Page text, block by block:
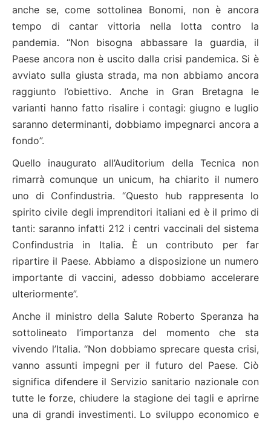
anche se, come sottolinea Bonomi, non è ancora
tempo di cantar vittoria nella lotta contro la
pandemia. “Non bisogna abbassare la guardia, il
Paese ancora non è uscito dalla crisi pandemica. Si è
avviato sulla giusta strada, ma non abbiamo ancora
raggiunto l’obiettivo. Anche in Gran Bretagna le
varianti hanno fatto risalire i contagi: giugno e luglio
saranno determinanti, dobbiamo impegnarci ancora a
fondo”.
Quello inaugurato all’Auditorium della Tecnica non
rimarrà comunque un unicum, ha chiarito il numero
uno di Confindustria. “Questo hub rappresenta lo
spirito civile degli imprenditori italiani ed è il primo di
tanti: saranno infatti 212 i centri vaccinali del sistema
Confindustria in Italia. È un contributo per far
ripartire il Paese. Abbiamo a disposizione un numero
importante di vaccini, adesso dobbiamo accelerare
ulteriormente”.
Anche il ministro della Salute Roberto Speranza ha
sottolineato l’importanza del momento che sta
vivendo l’Italia. “Non dobbiamo sprecare questa crisi,
vanno assunti impegni per il futuro del Paese. Ciò
significa difendere il Servizio sanitario nazionale con
tutte le forze, chiudere la stagione dei tagli e aprirne
una di grandi investimenti. Lo sviluppo economico e